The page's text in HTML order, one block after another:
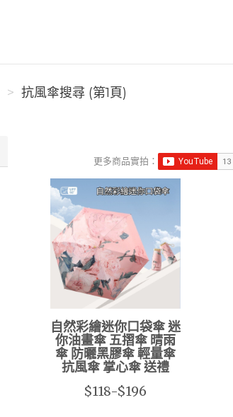
抗風傘搜尋 (第1頁)
更多商品實拍：
自然彩繪迷你口袋傘 迷
你油畫傘 五摺傘 晴雨
傘 防曬黑膠傘 輕量傘
抗風傘 掌心傘 送禮
$118-$196